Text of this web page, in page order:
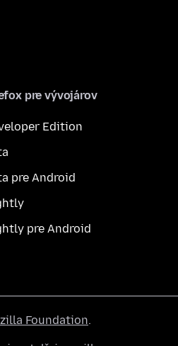
pre vývojárov
Edition
pre Android
pre Android
Foundation.